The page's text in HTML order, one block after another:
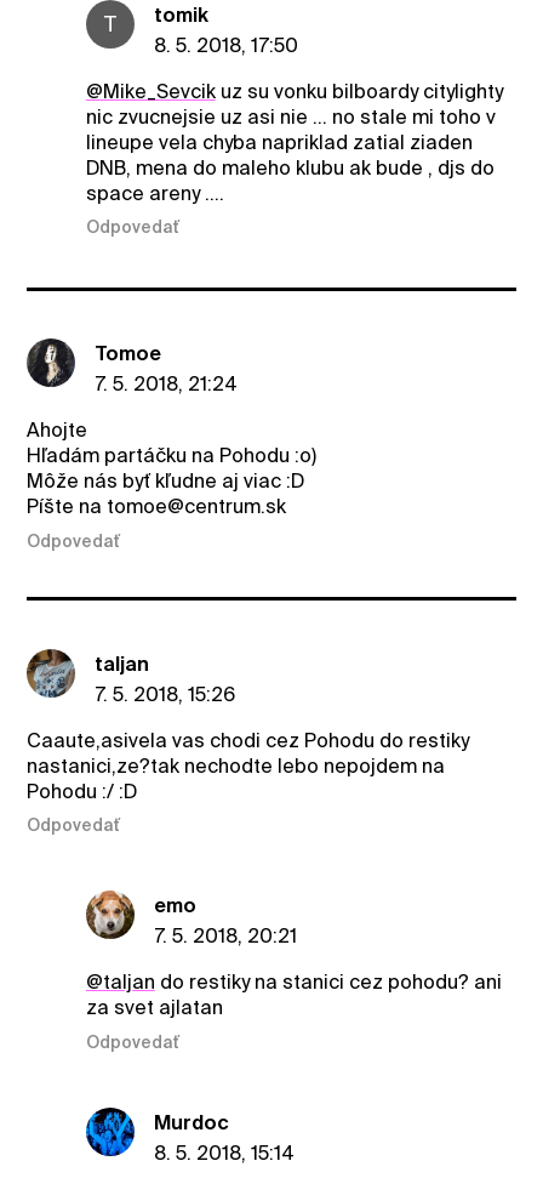
T
tomik
8. 5. 2018, 17:50
@Mike_Sevcikuz su vonku bilboardy citylighty
nic zvucnejsie uz asi nie ... no stale mi toho v
lineupe vela chyba napriklad zatial ziaden
DNB, mena do maleho klubu ak bude , djs do
space areny ....
Odpovedať
Tomoe
7. 5. 2018, 21:24
Ahojte
Hľadám partáčku na Pohodu :o)
Môže nás byť kľudne aj viac :D
Píšte na tomoe@centrum.sk
Odpovedať
taljan
7. 5. 2018, 15:26
Caaute,asivela vas chodi cez Pohodu do restiky
nastanici,ze?tak nechodte lebo nepojdem na
Pohodu :/ :D
Odpovedať
emo
7. 5. 2018, 20:21
@taljan do restiky na stanici cez pohodu? ani
za svet ajlatan
Odpovedať
Murdoc
8. 5. 2018, 15:14